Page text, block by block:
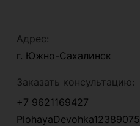
Адрес:
г. Южно-Сахалинск
Заказать консультацию:
+7 9621169427
PlohayaDevohka12389075